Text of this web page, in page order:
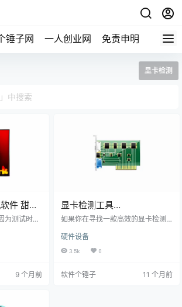
锤子网 一人创业网 免责申明
显卡检测
件 甜甜
】
为测试时的
款强大的
基准测试
助用户了
9 个月前
显卡检测工具
TechPowerUp GPU-Z
个锤子·R1748】
如果你在寻找一款高效的显卡检测
的理想选择！这款知名的显卡识别
软件，能够为你提供显卡和图形处
直观。一旦启动，它会立即展示 GP
硬件设备
3.5k 0
软件个锤子 11 个月前